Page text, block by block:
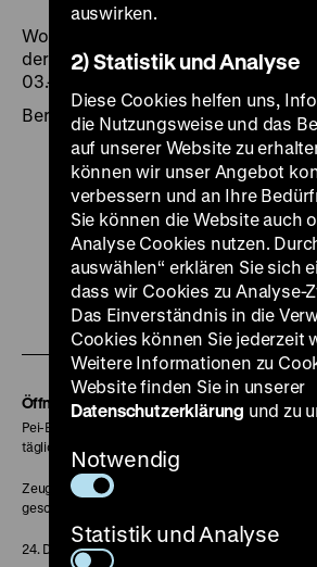
Workshop der Berlin-Brandenburger
der Textilrestauratoren, Staatliche
03.-04.04.2008
Berlin 2008
Zu
unserer
Instagram
Seite
Zu
unserer
YouTube
Seite
Zu
Seite
Zu
Öffnungszeiten
Pei-Bau:
täglich 10-18 Uhr
Zeughaus:
geschlossen
24. Dezember geschlossen
auswirken.
2) Statistik und Analyse
Diese Cookies helfen uns,
die Nutzungsweise und das
auf unserer Website zu
können wir unser Angebot
verbessern und an Ihre
Sie können die Website auch
Analyse Cookies nutzen.
auswählen“ erklären Sie sich
dass wir Cookies zu Analyse-
Das Einverständnis in die
Cookies können Sie jederzeit
Weitere Informationen zu
Website finden Sie in unserer
Datenschutzerklärung und zu
Notwendig
Statistik und Analyse